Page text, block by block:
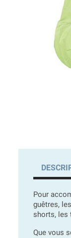
Pour
guêtres,
shorts, les
Que vous